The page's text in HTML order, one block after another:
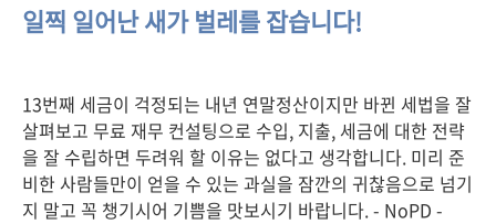
일찍 일어난 새가 벌레를 잡습니다!
13번째 세금이 걱정되는 내년 연말정산이지만 바뀐 세법을 잘
살펴보고 무료 재무 컨설팅으로 수입, 지출, 세금에 대한 전략
을 잘 수립하면 두려워 할 이유는 없다고 생각합니다. 미리 준
비한 사람들만이 얻을 수 있는 과실을 잠깐의 귀찮음으로 넘기
지 말고 꼭 챙기시어 기쁨을 맛보시기 바랍니다. - NoPD -